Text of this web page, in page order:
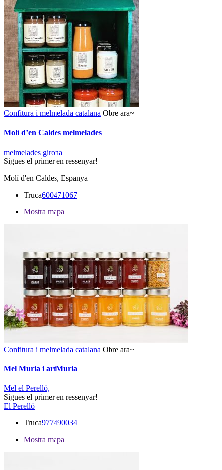
Confitura i melmelada catalana Obre ara~
Molí d’en Caldes melmelades
melmelades girona
Sigues el primer en ressenyar!
Molí d'en Caldes, Espanya
Truca600471067
Mostra mapa
Confitura i melmelada catalana Obre ara~
Mel Muria i artMuria
Mel el Perelló,
Sigues el primer en ressenyar!
El Perelló
Truca977490034
Mostra mapa